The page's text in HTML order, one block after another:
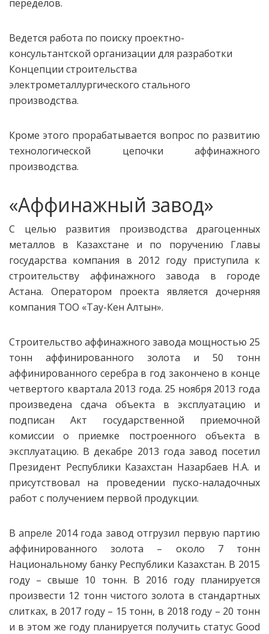
переделов.
Ведется работа по поиску проектно-
консультантской организации для разработки
Концепции строительства
электрометаллургического стального
производства.
Кроме этого прорабатывается вопрос по развитию
технологической цепочки аффинажного
производства.
«Аффинажный завод»
С целью развития производства драгоценных
металлов в Казахстане и по поручению Главы
государства компания в 2012 году приступила к
строительству аффинажного завода в городе
Астана. Оператором проекта является дочерняя
компания ТОО «Тау-Кен Алтын».
Строительство аффинажного завода мощностью 25
тонн аффинированного золота и 50 тонн
аффинированного серебра в год закончено в конце
четвертого квартала 2013 года. 25 ноября 2013 года
произведена сдача объекта в эксплуатацию и
подписан Акт государственной приемочной
комиссии о приемке построенного объекта в
эксплуатацию. В декабре 2013 года завод посетил
Президент Республики Казахстан Назарбаев Н.А. и
присутствовал на проведении пуско-наладочных
работ с получением первой продукции.
В апреле 2014 года завод отгрузил первую партию
аффинированного золота –
около 7 тонн
Национальному банку Республики Казахстан. В 2015
году – свыше 10 тонн. В 2016 году планируется
произвести 12 тонн чистого золота в стандартных
слитках, в 2017 году – 15 тонн, в 2018 году – 20 тонн
и в этом же году планируется получить статус Good